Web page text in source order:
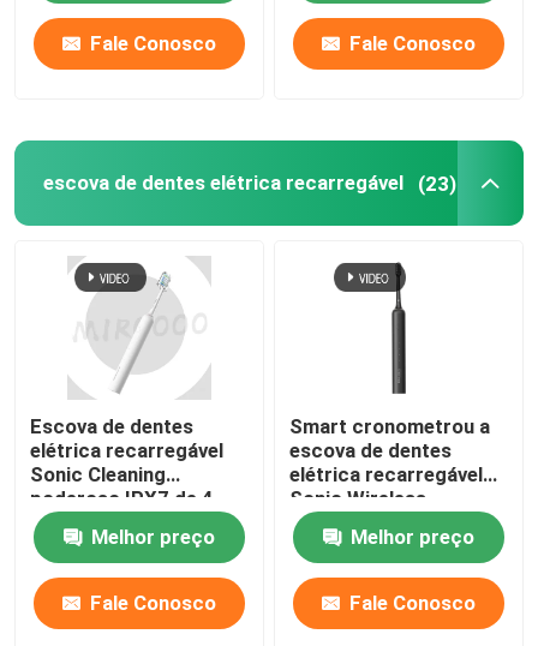
Fale Conosco Fale Conosco
escova de dentes elétrica recarregável (23)
Escova de dentes
elétrica recarregável
Sonic Cleaning
poderoso IPX7 de 4
modos impermeável
Melhor preço
Fale Conosco
Smart cronometrou a
escova de dentes
elétrica recarregável
Sonic Wireless
Charging Waterproof
Melhor preço
Fale Conosco